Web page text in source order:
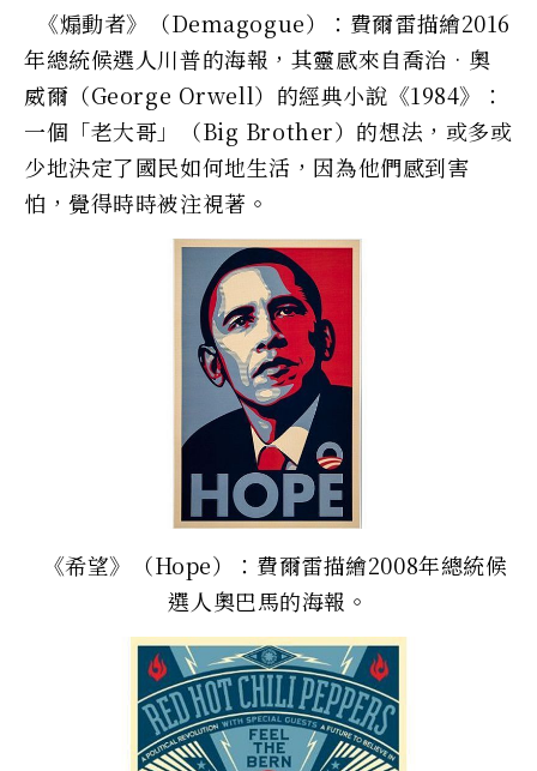
《煽動者》（Demagogue）：費爾雷描繪2016
年總統候選人川普的海報，其靈感來自喬治•奧
威爾（George Orwell）的經典小說《1984》：
一個「老大哥」（Big Brother）的想法，或多或
少地決定了國民如何地生活，因為他們感到害
怕，覺得時時被注視著。
《希望》（Hope）：費爾雷描繪2008年總統候
選人奧巴馬的海報。